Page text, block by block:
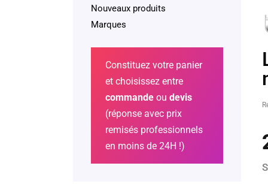
Nouveaux produits
Marques
Constituez votre panier
et choisissez entre
commande ou devis
(réponse avec prix
remisés professionnels
en moins de 24H !)